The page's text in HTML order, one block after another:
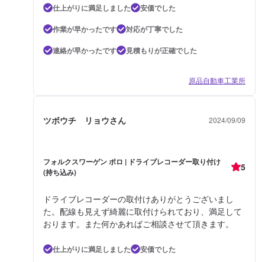
仕上がりに満足しました
安価でした
作業が早かったです
対応が丁寧でした
連絡が早かったです
見積もりが正確でした
原品自動車工業所
ツボウチ リョウさん 2024/09/09
フォルクスワーゲン ポロ | ドライブレコーダー取り付け
(持ち込み)
5
ドライブレコーダーの取付けありがとうございまし
た。配線も見えず綺麗に取付けられており、満足して
おります。また何かあればご相談させて頂きます。
仕上がりに満足しました
安価でした